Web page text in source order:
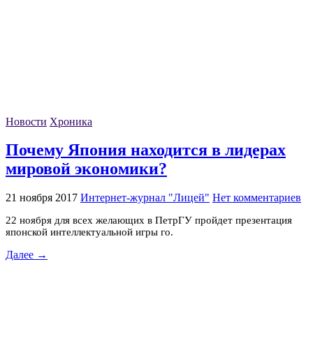
Новости Хроника
Почему Япония находится в лидерах
мировой экономики?
21 ноября 2017 Интернет-журнал "Лицей" Нет комментариев
22 ноября для всех желающих в ПетрГУ пройдет презентация
японской интеллектуальной игры го.
Далее →